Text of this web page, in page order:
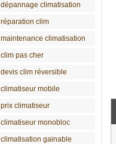
dépannage climatisation
réparation clim
maintenance climatisation
clim pas cher
devis clim réversible
climatiseur mobile
prix climatiseur
climatiseur monobloc
climatisation gainable